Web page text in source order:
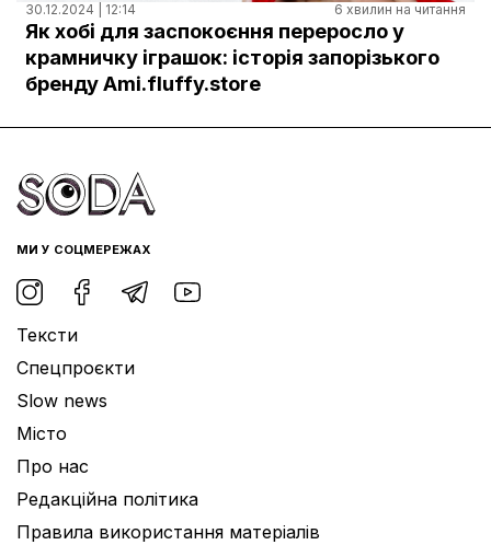
Правила використання матеріалів
Документи
30.12.2024 | 12:14 6 хвилин на читання
Як хобі для заспокоєння переросло у
крамничку іграшок: історія запорізького
бренду Ami.fluffy.store
МИ У СОЦМЕРЕЖАХ
Тексти
Спецпроєкти
Slow news
Місто
Про нас
Редакційна політика
Правила використання матеріалів